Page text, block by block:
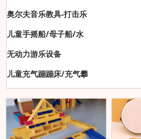
奥尔夫音乐教具-打击乐
儿童手摇船/母子船/水
无动力游乐设备
儿童充气蹦蹦床/充气攀